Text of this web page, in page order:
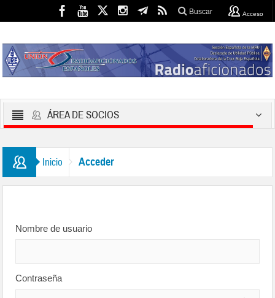
Buscar Acceso
ÁREA DE SOCIOS
Inicio Acceder
Nombre de usuario
Contraseña